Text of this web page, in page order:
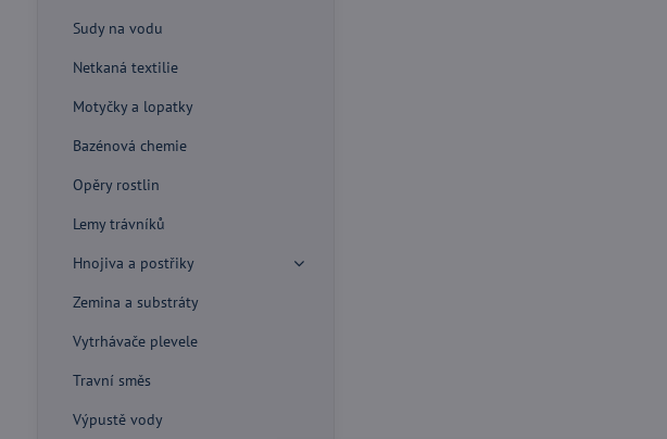
Sudy na vodu
Netkaná textilie
Motyčky a lopatky
Bazénová chemie
Opěry rostlin
Lemy trávníků
Hnojiva a postřiky
Zemina a substráty
Vytrhávače plevele
Travní směs
Výpustě vody